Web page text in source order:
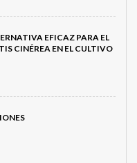
EFICAZ PARA EL
CINÉREA EN EL CULTIVO